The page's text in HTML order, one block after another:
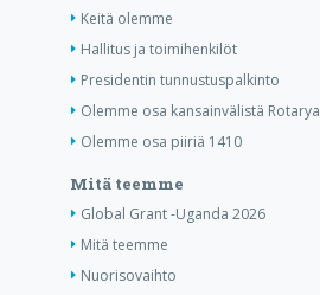
Keitä olemme
Hallitus ja toimihenkilöt
Presidentin tunnustuspalkinto
Olemme osa kansainvälistä Rotarya
Olemme osa piiriä 1410
Mitä teemme
Global Grant -Uganda 2026
Mitä teemme
Nuorisovaihto